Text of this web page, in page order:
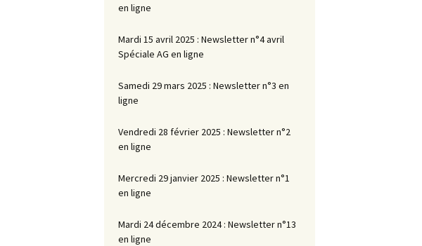
en ligne
Mardi 15 avril 2025 : Newsletter n°4 avril
Spéciale AG en ligne
Samedi 29 mars 2025 : Newsletter n°3 en
ligne
Vendredi 28 février 2025 : Newsletter n°2
en ligne
Mercredi 29 janvier 2025 : Newsletter n°1
en ligne
Mardi 24 décembre 2024 : Newsletter n°13
en ligne